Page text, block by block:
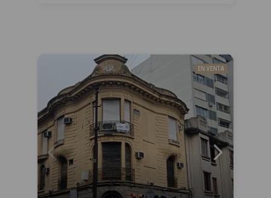
EN VENTA